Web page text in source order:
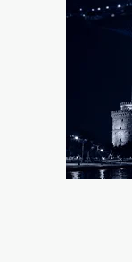
επίθεση στο
Χανιά:
Οταν η
παράταξης!
9|08|2026 | 14:30